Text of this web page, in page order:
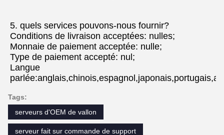
5. quels services pouvons-nous fournir?
Conditions de livraison acceptées: nulles;
Monnaie de paiement acceptée: nulle;
Type de paiement accepté: nul;
Langue
Tags:
serveurs d'OEM de vallon
serveur fait sur commande de support